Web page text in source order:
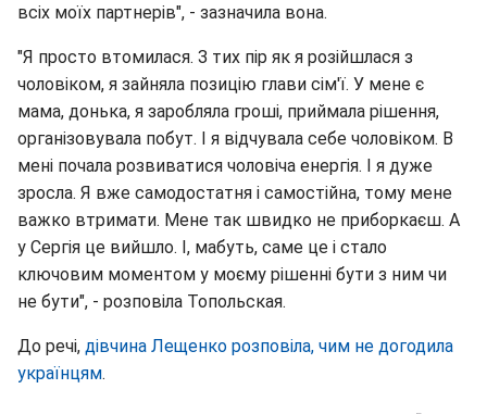
всіх моїх партнерів", - зазначила вона.
"Я просто втомилася. З тих пір як я розійшлася з
чоловіком, я зайняла позицію глави сім'ї. У мене є
мама, донька, я заробляла гроші, приймала рішення,
організовувала побут. І я відчувала себе чоловіком. В
мені почала розвиватися чоловіча енергія. І я дуже
зросла. Я вже самодостатня і самостійна, тому мене
важко втримати. Мене так швидко не приборкаєш. А
у Сергія це вийшло. І, мабуть, саме це і стало
ключовим моментом у моєму рішенні бути з ним чи
не бути", - розповіла Топольская.
До речі, дівчина Лещенко розповіла, чим не догодила
українцям.